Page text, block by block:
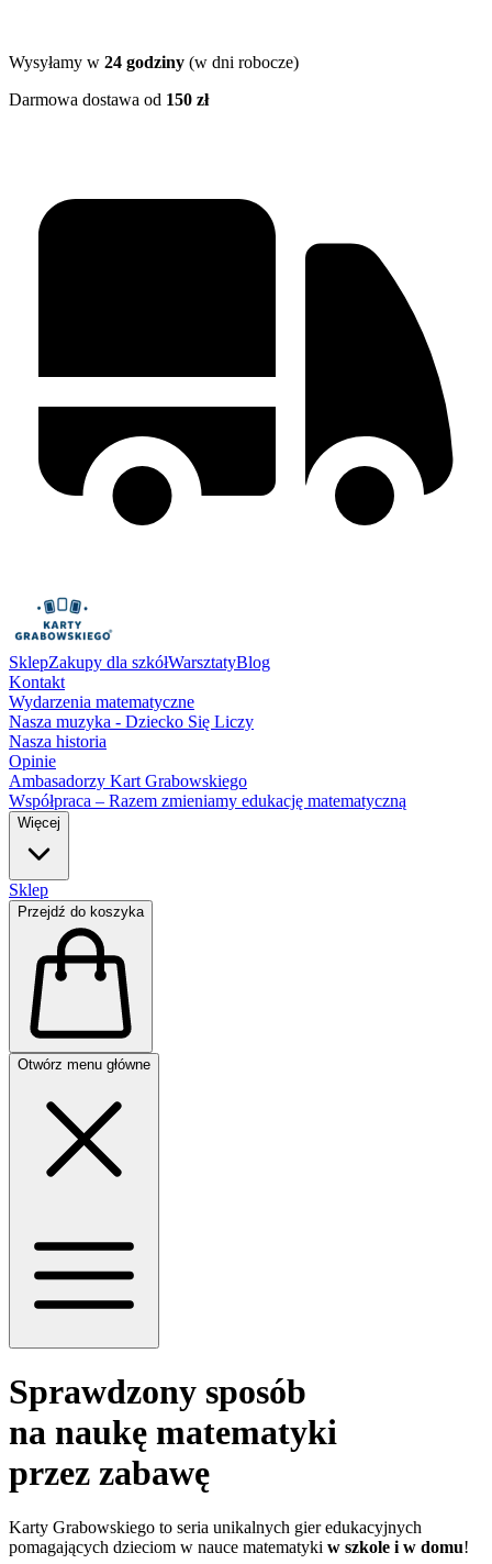
Wysyłamy w 24 godziny (w dni robocze)
Darmowa dostawa od 150 zł
SklepZakupy dla szkółWarsztatyBlog
Kontakt
Wydarzenia matematyczne
Nasza muzyka - Dziecko Się Liczy
Nasza historia
Opinie
Ambasadorzy Kart Grabowskiego
Współpraca – Razem zmieniamy edukację matematyczną
Więcej
Sklep
Przejdź do koszyka
Otwórz menu główne
Sprawdzony sposób
na naukę matematyki
przez zabawę
Karty Grabowskiego to seria unikalnych gier edukacyjnych
pomagających dzieciom w nauce matematyki w szkole i w domu!